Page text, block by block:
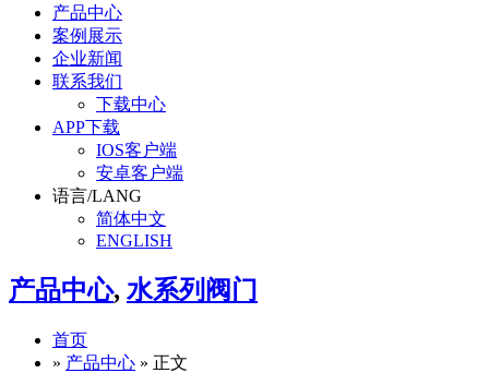
产品中心
案例展示
企业新闻
联系我们
下载中心
APP下载
IOS客户端
安卓客户端
语言/LANG
简体中文
ENGLISH
产品中心, 水系列阀门
首页
» 产品中心 » 正文